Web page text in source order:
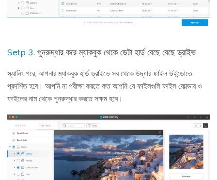
Setp 3. পুনরুদ্ধার করে ম্যাকবুক থেকে ডেটা হার্ড বেছে বেছে ড্রাইভ
স্ক্যানিং পরে, আপনার ম্যাকবুক হার্ড ড্রাইভে সব থেকে উদ্ধার ফাইল উইন্ডোতে
প্রদর্শিত হবে। আপনি না পরীক্ষা করতে কত আপনি যে ফাইলগুলি ফাইল ফোল্ডার ও
ফাইলের নাম থেকে পুনরুদ্ধার করতে সক্ষম হবে।